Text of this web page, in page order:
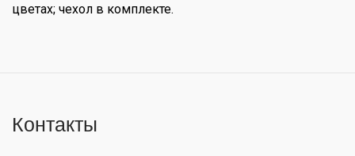
цветах; чехол в комплекте.
Контакты